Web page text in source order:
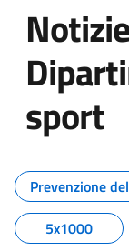
sport
Tutti i
Prevenzione
5x1000